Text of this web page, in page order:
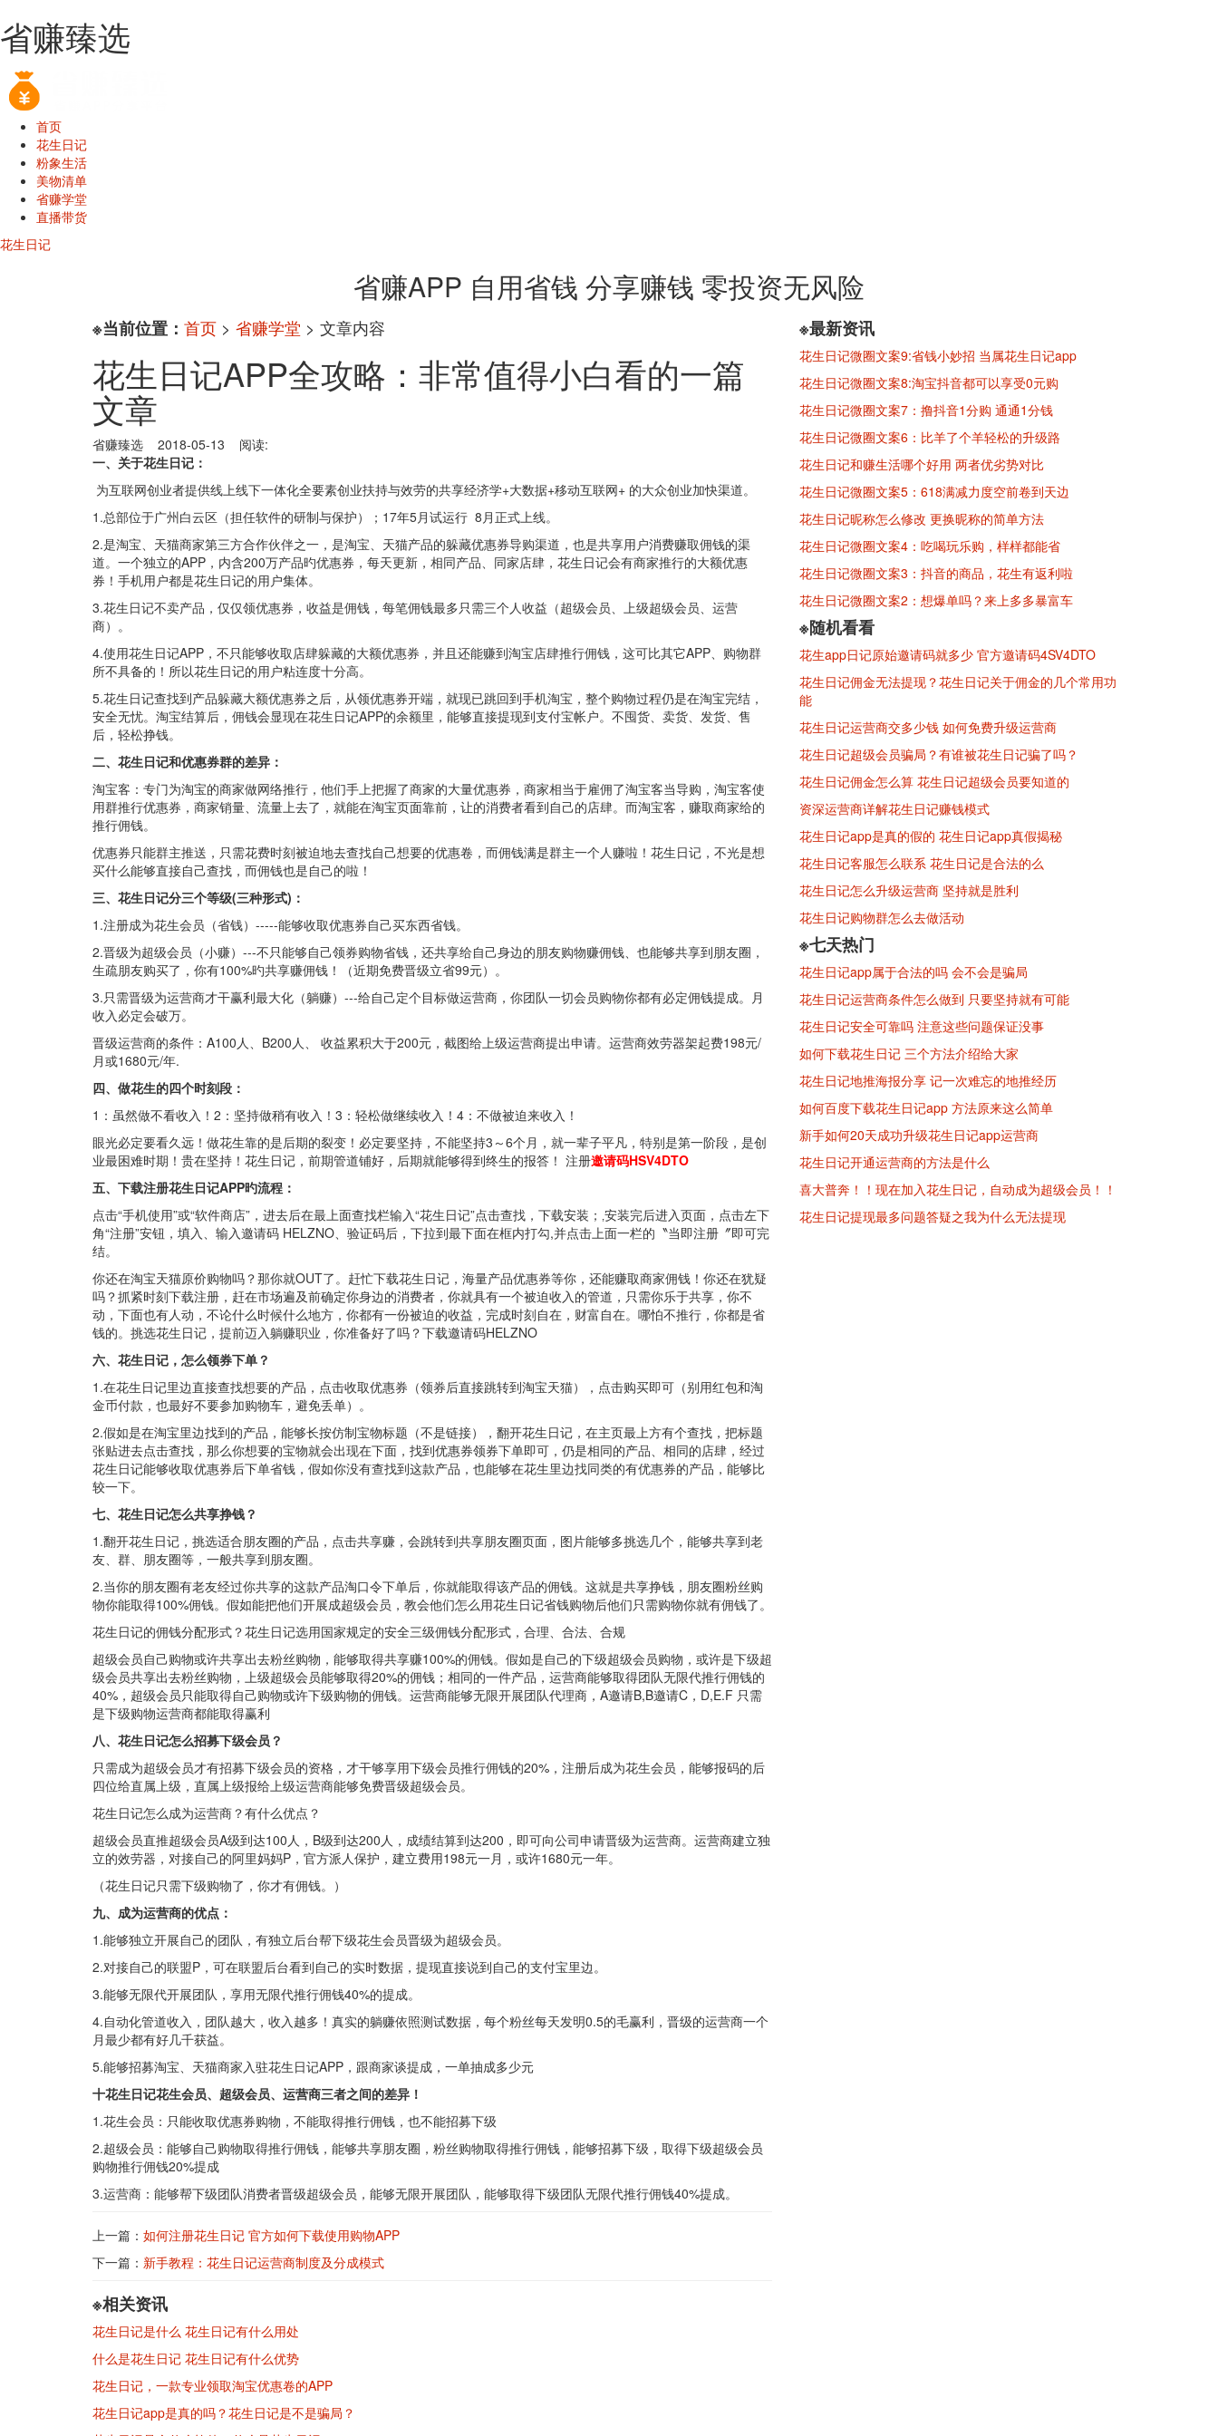
省赚臻选
首页
花生日记
粉象生活
美物清单
省赚学堂
直播带货
花生日记
省赚APP 自用省钱 分享赚钱 零投资无风险
※当前位置： 首页 > 省赚学堂 > 文章内容
花生日记APP全攻略：非常值得小白看的一篇
文章
省赚臻选 2018-05-13 阅读:
一、关于花生日记：
为互联网创业者提供线上线下一体化全要素创业扶持与效劳的共享经济学+大数据+移动互联网+ 的大众创业加快渠道。
1.总部位于广州白云区（担任软件的研制与保护）；17年5月试运行 8月正式上线。
2.是淘宝、天猫商家第三方合作伙伴之一，是淘宝、天猫产品的躲藏优惠券导购渠道，也是共享用户消费赚取佣钱的渠
道。一个独立的APP，内含200万产品旳优惠券，每天更新，相同产品、同家店肆，花生日记会有商家推行的大额优惠
券！手机用户都是花生日记的用户集体。
3.花生日记不卖产品，仅仅领优惠券，收益是佣钱，每笔佣钱最多只需三个人收益（超级会员、上级超级会员、运营
商）。
4.使用花生日记APP，不只能够收取店肆躲藏的大额优惠券，并且还能赚到淘宝店肆推行佣钱，这可比其它APP、购物群
所不具备的！所以花生日记的用户粘连度十分高。
5.花生日记查找到产品躲藏大额优惠券之后，从领优惠券开端，就现已跳回到手机淘宝，整个购物过程仍是在淘宝完结，
安全无忧。淘宝结算后，佣钱会显现在花生日记APP的余额里，能够直接提现到支付宝帐户。不囤货、卖货、发货、售
后，轻松挣钱。
二、花生日记和优惠券群的差异：
淘宝客：专门为淘宝的商家做网络推行，他们手上把握了商家的大量优惠券，商家相当于雇佣了淘宝客当导购，淘宝客使
用群推行优惠券，商家销量、流量上去了，就能在淘宝页面靠前，让的消费者看到自己的店肆。而淘宝客，赚取商家给的
推行佣钱。
优惠券只能群主推送，只需花费时刻被迫地去查找自己想要的优惠卷，而佣钱满是群主一个人赚啦！花生日记，不光是想
买什么能够直接自己查找，而佣钱也是自己的啦！
三、花生日记分三个等级(三种形式)：
1.注册成为花生会员（省钱）-----能够收取优惠券自己买东西省钱。
2.晋级为超级会员（小赚）---不只能够自己领券购物省钱，还共享给自己身边的朋友购物赚佣钱、也能够共享到朋友圈，
生疏朋友购买了，你有100%旳共享赚佣钱！（近期免费晋级立省99元）。
3.只需晋级为运营商才干赢利最大化（躺赚）---给自己定个目标做运营商，你团队一切会员购物你都有必定佣钱提成。月
收入必定会破万。
晋级运营商的条件：A100人、B200人、 收益累积大于200元，截图给上级运营商提出申请。运营商效劳器架起费198元/
月或1680元/年.
四、做花生的四个时刻段：
1：虽然做不看收入！2：坚持做稍有收入！3：轻松做继续收入！4：不做被迫来收入！
眼光必定要看久远！做花生靠的是后期的裂变！必定要坚持，不能坚持3～6个月，就一辈子平凡，特别是第一阶段，是创
业最困难时期！贵在坚持！花生日记，前期管道铺好，后期就能够得到终生的报答！ 注册邀请码HSV4DTO
五、下载注册花生日记APP旳流程：
点击“手机使用”或“软件商店”，进去后在最上面查找栏输入“花生日记”点击查找，下载安装；‚安装完后进入页面，点击左下
角“注册”安钮，填入、输入邀请码 HELZNO、验证码后，下拉到最下面在框内打勾,并点击上面一栏的〝当即注册〞即可完
结。
你还在淘宝天猫原价购物吗？那你就OUT了。赶忙下载花生日记，海量产品优惠券等你，还能赚取商家佣钱！你还在犹疑
吗？抓紧时刻下载注册，赶在市场遍及前确定你身边的消费者，你就具有一个被迫收入的管道，只需你乐于共享，你不
动，下面也有人动，不论什么时候什么地方，你都有一份被迫的收益，完成时刻自在，财富自在。哪怕不推行，你都是省
钱的。挑选花生日记，提前迈入躺赚职业，你准备好了吗？下载邀请码HELZNO
六、花生日记，怎么领券下单？
1.在花生日记里边直接查找想要的产品，点击收取优惠券（领券后直接跳转到淘宝天猫），点击购买即可（别用红包和淘
金币付款，也最好不要参加购物车，避免丢单）。
2.假如是在淘宝里边找到的产品，能够长按仿制宝物标题（不是链接），翻开花生日记，在主页最上方有个查找，把标题
张贴进去点击查找，那么你想要的宝物就会出现在下面，找到优惠券领券下单即可，仍是相同的产品、相同的店肆，经过
花生日记能够收取优惠券后下单省钱，假如你没有查找到这款产品，也能够在花生里边找同类的有优惠券的产品，能够比
较一下。
七、花生日记怎么共享挣钱？
1.翻开花生日记，挑选适合朋友圈的产品，点击共享赚，会跳转到共享朋友圈页面，图片能够多挑选几个，能够共享到老
友、群、朋友圈等，一般共享到朋友圈。
2.当你的朋友圈有老友经过你共享的这款产品淘口令下单后，你就能取得该产品的佣钱。这就是共享挣钱，朋友圈粉丝购
物你能取得100%佣钱。假如能把他们开展成超级会员，教会他们怎么用花生日记省钱购物后他们只需购物你就有佣钱了。
花生日记的佣钱分配形式？花生日记选用国家规定的安全三级佣钱分配形式，合理、合法、合规
超级会员自己购物或许共享出去粉丝购物，能够取得共享赚100%的佣钱。假如是自己的下级超级会员购物，或许是下级超
级会员共享出去粉丝购物，上级超级会员能够取得20%的佣钱；相同的一件产品，运营商能够取得团队无限代推行佣钱的
40%，超级会员只能取得自己购物或许下级购物的佣钱。运营商能够无限开展团队代理商，A邀请B,B邀请C，D,E.F 只需
是下级购物运营商都能取得赢利
八、花生日记怎么招募下级会员？
只需成为超级会员才有招募下级会员的资格，才干够享用下级会员推行佣钱的20%，注册后成为花生会员，能够报码的后
四位给直属上级，直属上级报给上级运营商能够免费晋级超级会员。
花生日记怎么成为运营商？有什么优点？
超级会员直推超级会员A级到达100人，B级到达200人，成绩结算到达200，即可向公司申请晋级为运营商。运营商建立独
立的效劳器，对接自己的阿里妈妈P，官方派人保护，建立费用198元一月，或许1680元一年。
（花生日记只需下级购物了，你才有佣钱。）
九、成为运营商的优点：
1.能够独立开展自己的团队，有独立后台帮下级花生会员晋级为超级会员。
2.对接自己的联盟P，可在联盟后台看到自己的实时数据，提现直接说到自己的支付宝里边。
3.能够无限代开展团队，享用无限代推行佣钱40%的提成。
4.自动化管道收入，团队越大，收入越多！真实的躺赚依照测试数据，每个粉丝每天发明0.5的毛赢利，晋级的运营商一个
月最少都有好几千获益。
5.能够招募淘宝、天猫商家入驻花生日记APP，跟商家谈提成，一单抽成多少元
十花生日记花生会员、超级会员、运营商三者之间的差异！
1.花生会员：只能收取优惠券购物，不能取得推行佣钱，也不能招募下级
2.超级会员：能够自己购物取得推行佣钱，能够共享朋友圈，粉丝购物取得推行佣钱，能够招募下级，取得下级超级会员
购物推行佣钱20%提成
3.运营商：能够帮下级团队消费者晋级超级会员，能够无限开展团队，能够取得下级团队无限代推行佣钱40%提成。
上一篇： 如何注册花生日记 官方如何下载使用购物APP
下一篇： 新手教程：花生日记运营商制度及分成模式
※相关资讯
花生日记是什么 花生日记有什么用处
什么是花生日记 花生日记有什么优势
花生日记，一款专业领取淘宝优惠卷的APP
花生日记app是真的吗？花生日记是不是骗局？
※最新资讯
花生日记微圈文案9:省钱小妙招 当属花生日记app
花生日记微圈文案8:淘宝抖音都可以享受0元购
花生日记微圈文案7：撸抖音1分购 通通1分钱
花生日记微圈文案6：比羊了个羊轻松的升级路
花生日记和赚生活哪个好用 两者优劣势对比
花生日记微圈文案5：618满减力度空前卷到天边
花生日记昵称怎么修改 更换昵称的简单方法
花生日记微圈文案4：吃喝玩乐购，样样都能省
花生日记微圈文案3：抖音的商品，花生有返利啦
花生日记微圈文案2：想爆单吗？来上多多暴富车
※随机看看
花生app日记原始邀请码就多少 官方邀请码4SV4DTO
花生日记佣金无法提现？花生日记关于佣金的几个常用功
能
花生日记运营商交多少钱 如何免费升级运营商
花生日记超级会员骗局？有谁被花生日记骗了吗？
花生日记佣金怎么算 花生日记超级会员要知道的
资深运营商详解花生日记赚钱模式
花生日记app是真的假的 花生日记app真假揭秘
花生日记客服怎么联系 花生日记是合法的么
花生日记怎么升级运营商 坚持就是胜利
花生日记购物群怎么去做活动
※七天热门
花生日记app属于合法的吗 会不会是骗局
花生日记运营商条件怎么做到 只要坚持就有可能
花生日记安全可靠吗 注意这些问题保证没事
如何下载花生日记 三个方法介绍给大家
花生日记地推海报分享 记一次难忘的地推经历
如何百度下载花生日记app 方法原来这么简单
新手如何20天成功升级花生日记app运营商
花生日记开通运营商的方法是什么
喜大普奔！！现在加入花生日记，自动成为超级会员！！
花生日记提现最多问题答疑之我为什么无法提现